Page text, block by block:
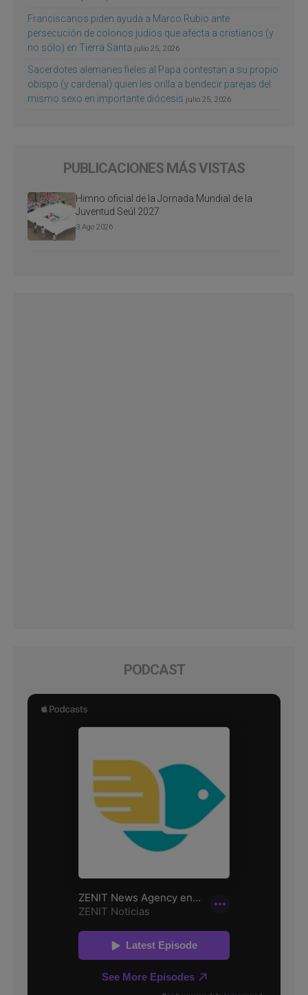
Franciscanos piden ayuda a Marco Rubio ante
persecución de colonos judíos que afecta a cristianos (y
no sólo) en Tierra Santa julio 25, 2026
Sacerdotes alemanes fieles al Papa contestan a su propio
obispo (y cardenal) quien les orilla a bendecir parejas del
mismo sexo en importante diócesis julio 25, 2026
PUBLICACIONES MÁS VISTAS
Himno oficial de la Jornada Mundial de la
Juventud Seúl 2027
3 Ago 2026
PODCAST